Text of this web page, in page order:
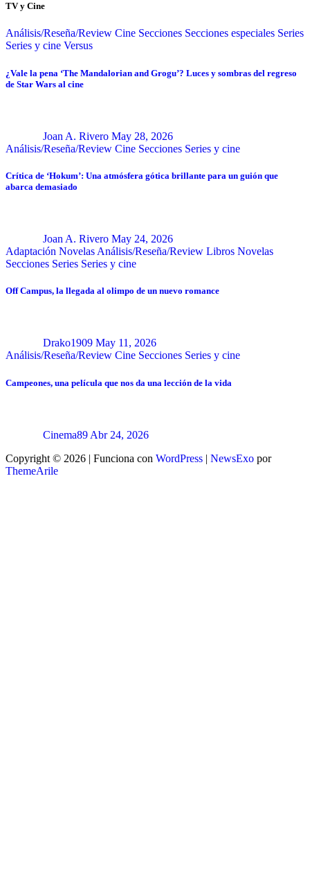
TV y Cine
Análisis/Reseña/Review Cine Secciones Secciones especiales Series
Series y cine Versus
¿Vale la pena ‘The Mandalorian and Grogu’? Luces y sombras del regreso
de Star Wars al cine
Joan A. Rivero May 28, 2026
Análisis/Reseña/Review Cine Secciones Series y cine
Crítica de ‘Hokum’: Una atmósfera gótica brillante para un guión que
abarca demasiado
Joan A. Rivero May 24, 2026
Adaptación Novelas Análisis/Reseña/Review Libros Novelas
Secciones Series Series y cine
Off Campus, la llegada al olimpo de un nuevo romance
Drako1909 May 11, 2026
Análisis/Reseña/Review Cine Secciones Series y cine
Campeones, una película que nos da una lección de la vida
Cinema89 Abr 24, 2026
Copyright © 2026 | Funciona con WordPress | NewsExo por
ThemeArile